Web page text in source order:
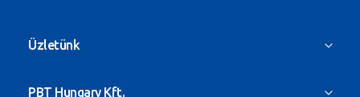
Üzletünk
PBT Hungary Kft.